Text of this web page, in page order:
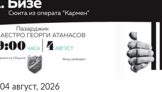
04 август, 2026